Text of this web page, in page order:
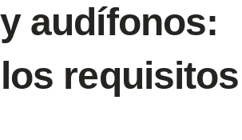
audífonos:
requisitos